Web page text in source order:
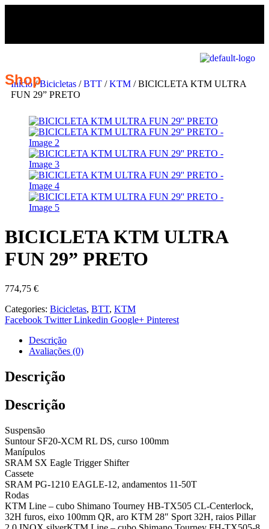
Shop
Início /Bicicletas /BTT /KTM / BICICLETA KTM ULTRA
FUN 29” PRETO
BICICLETA KTM ULTRA
FUN 29” PRETO
774,75 €
Categories: Bicicletas, BTT, KTM
Facebook Twitter Linkedin Google+ Pinterest
Descrição
Avaliações (0)
Descrição
Descrição
Suspensão
Suntour SF20-XCM RL DS, curso 100mm
Manípulos
SRAM SX Eagle Trigger Shifter
Cassete
SRAM PG-1210 EAGLE-12, andamentos 11-50T
Rodas
KTM Line – cubo Shimano Tourney HB-TX505 CL-Centerlock,
32H furos, eixo 100mm QR, aro KTM 28″ Sport 32H, raios Pillar